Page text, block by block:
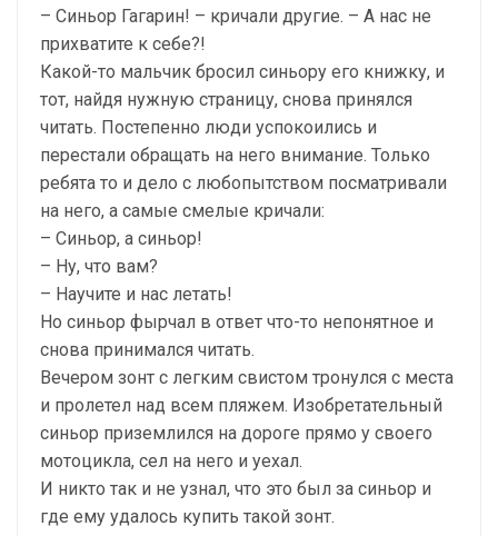
– Синьор Гагарин! – кричали другие. – А нас не
прихватите к себе?!
Какой-то мальчик бросил синьору его книжку, и
тот, найдя нужную страницу, снова принялся
читать. Постепенно люди успокоились и
перестали обращать на него внимание. Только
ребята то и дело с любопытством посматривали
на него, а самые смелые кричали:
– Синьор, а синьор!
– Ну, что вам?
– Научите и нас летать!
Но синьор фырчал в ответ что-то непонятное и
снова принимался читать.
Вечером зонт с легким свистом тронулся с места
и пролетел над всем пляжем. Изобретательный
синьор приземлился на дороге прямо у своего
мотоцикла, сел на него и уехал.
И никто так и не узнал, что это был за синьор и
где ему удалось купить такой зонт.